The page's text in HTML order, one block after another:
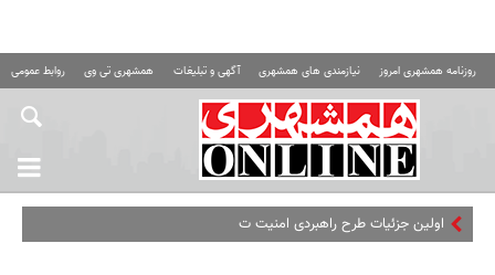
روزنامه همشهری امروز نیازمندی های همشهری آگهی و تبلیغات همشهری تی وی روابط عمومی
اولین جزئیات طرح راهبردی امنیت تنگه هر